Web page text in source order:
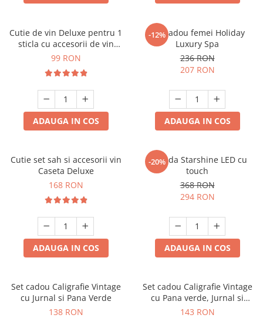
Cutie de vin Deluxe pentru 1
sticla cu accesorii de vin
incluse piele ecologica de
99 RON
ADAUGA IN COS
-12%
Set cadou femei Holiday
Luxury Spa
236 RON
207 RON
ADAUGA IN COS
Cutie set sah si accesorii vin
Caseta Deluxe
168 RON
ADAUGA IN COS
-20%
Oglinda Starshine LED cu
touch
368 RON
294 RON
ADAUGA IN COS
Set cadou Caligrafie Vintage
cu Jurnal si Pana Verde
138 RON
Set cadou Caligrafie Vintage
cu Pana verde, Jurnal si
Suport pentru stilou, 9 piese
143 RON